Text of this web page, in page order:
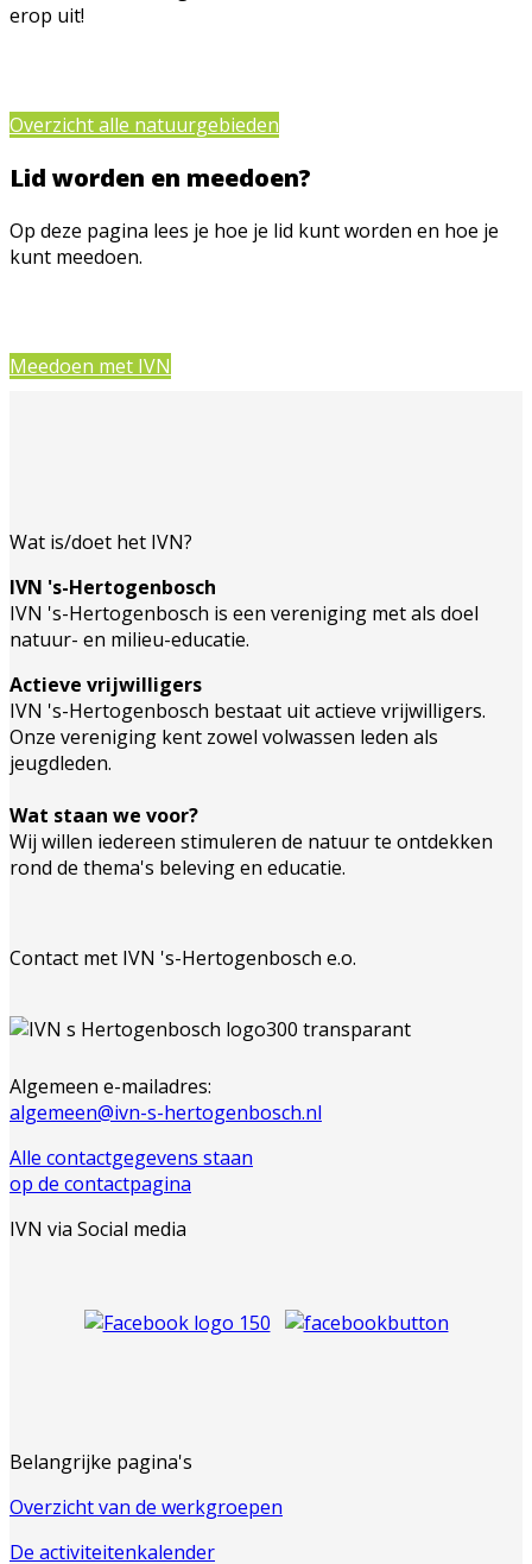
erop uit!
Overzicht alle natuurgebieden
Lid worden en meedoen?
Op deze pagina lees je hoe je lid kunt worden en hoe je
kunt meedoen.
Meedoen met IVN
Wat is/doet het IVN?
IVN 's-Hertogenbosch
IVN 's-Hertogenbosch is een vereniging met als doel
natuur- en milieu-educatie.
Actieve vrijwilligers
IVN 's-Hertogenbosch bestaat uit actieve vrijwilligers.
Onze vereniging kent zowel volwassen leden als
jeugdleden.
Wat staan we voor?
Wij willen iedereen stimuleren de natuur te ontdekken
rond de thema's beleving en educatie.
Contact met IVN 's-Hertogenbosch e.o.
Algemeen e-mailadres:
algemeen@ivn-s-hertogenbosch.nl
Alle contactgegevens staan
op de contactpagina
IVN via Social media
Belangrijke pagina's
Overzicht van de werkgroepen
De activiteitenkalender